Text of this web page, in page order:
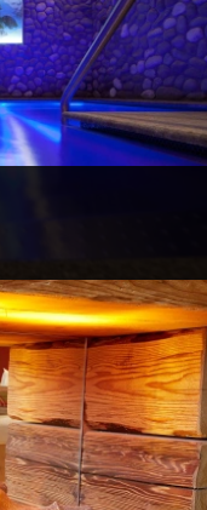
Zimmer |